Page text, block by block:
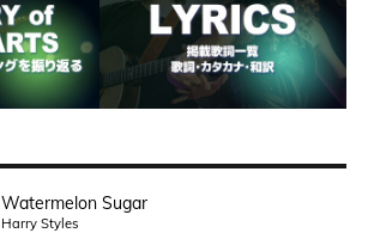
Watermelon Sugar
Harry Styles